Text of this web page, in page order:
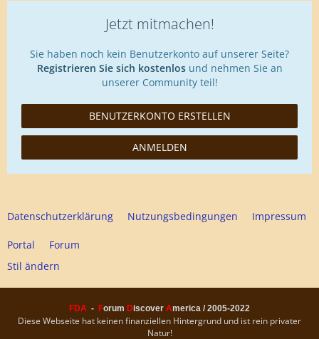
Jetzt mitmachen!
Sie haben noch kein Benutzerkonto auf unserer Seite?
Registrieren Sie sich kostenlosund nehmen Sie an
unserer Community teil!
BENUTZERKONTO ERSTELLEN
ANMELDEN
Stil ändern
Datenschutzerklärung Nutzungsbedingungen Impressum
Portal Forum
FDA - Forum Discover America / 2005-2022
Diese Webseite hat keinen finanziellen Hintergrund und ist rein privater
Natur!